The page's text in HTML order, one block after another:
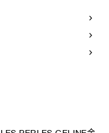
免氧化。具有